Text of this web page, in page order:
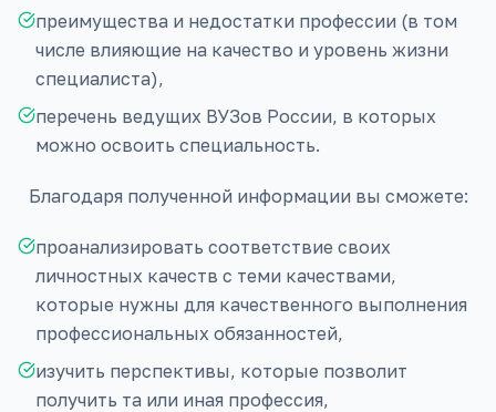
преимущества и недостатки профессии (в том
числе влияющие на качество и уровень жизни
специалиста),
перечень ведущих ВУЗов России, в которых
можно освоить специальность.
Благодаря полученной информации вы сможете:
проанализировать соответствие своих
личностных качеств с теми качествами,
которые нужны для качественного выполнения
профессиональных обязанностей,
изучить перспективы, которые позволит
получить та или иная профессия,